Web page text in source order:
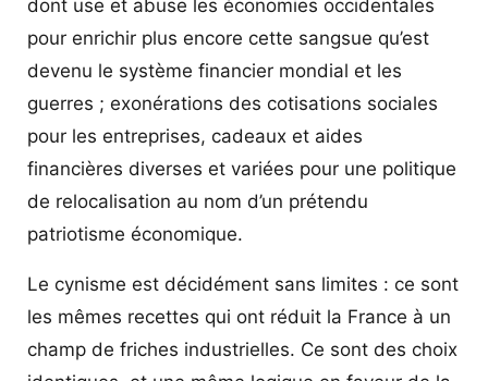
dont use et abuse les économies occidentales
pour enrichir plus encore cette sangsue qu’est
devenu le système financier mondial et les
guerres ; exonérations des cotisations sociales
pour les entreprises, cadeaux et aides
financières diverses et variées pour une politique
de relocalisation au nom d’un prétendu
patriotisme économique.
Le cynisme est décidément sans limites : ce sont
les mêmes recettes qui ont réduit la France à un
champ de friches industrielles. Ce sont des choix